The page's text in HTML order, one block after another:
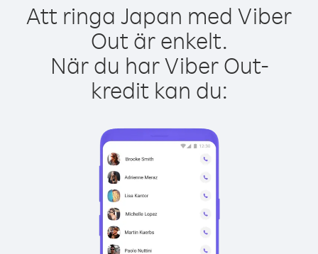
Att ringa Japan med Viber
Out är enkelt.
När du har Viber Out-
kredit kan du: